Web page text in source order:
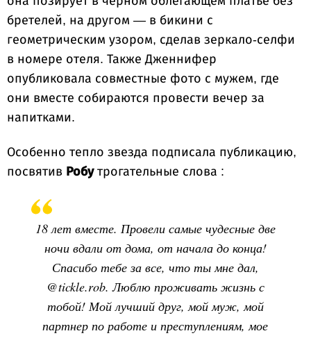
бретелей, на другом — в бикини с
геометрическим узором, сделав зеркало-селфи
в номере отеля. Также Дженнифер
опубликовала совместные фото с мужем, где
они вместе собираются провести вечер за
напитками.
Особенно тепло звезда подписала публикацию,
посвятив Робутрогательные слова :
18 лет вместе. Провели самые чудесные две
ночи вдали от дома, от начала до конца!
Спасибо тебе за все, что ты мне дал,
@tickle.rob. Люблю проживать жизнь с
тобой! Мой лучший друг, мой муж, мой
партнер по работе и преступлениям, мое